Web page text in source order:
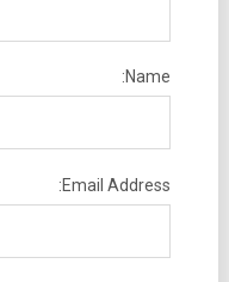
Name:
Email Address: